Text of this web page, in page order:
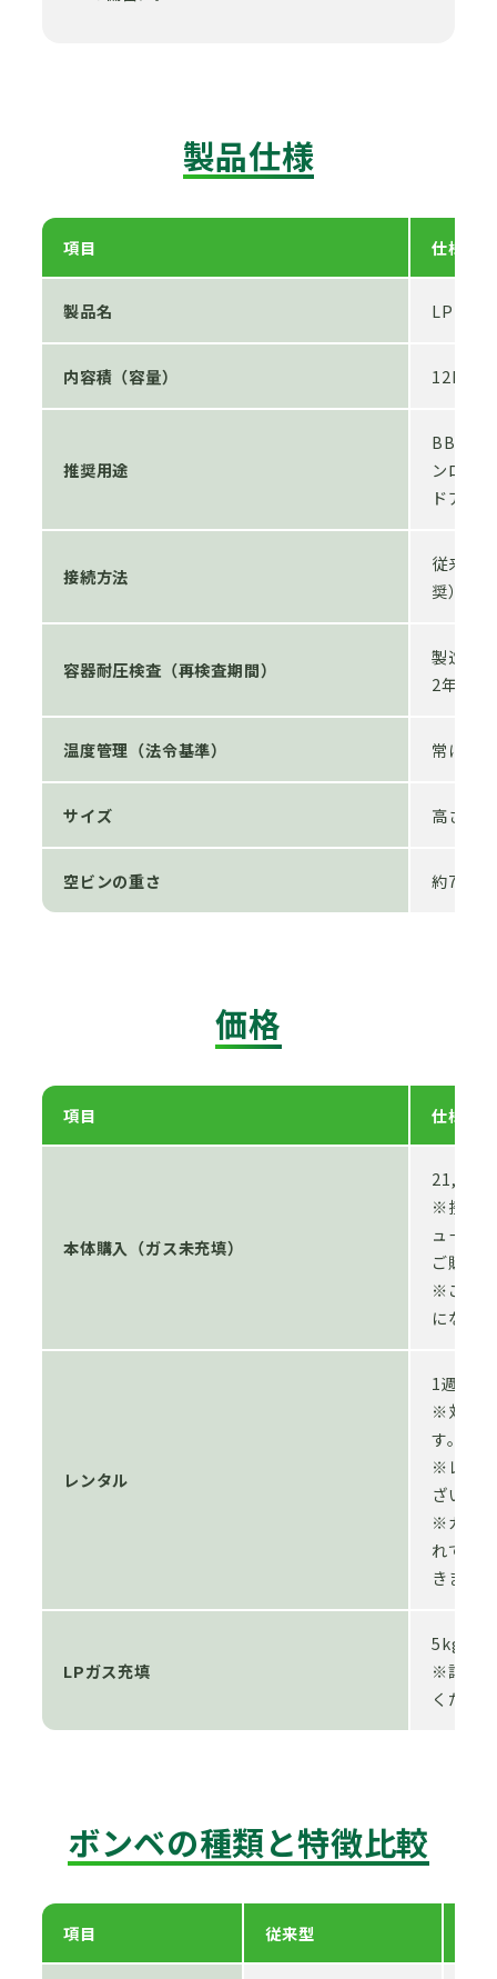
製品仕様
項目 仕様
製品名 LPガス
内容積（容量） 12L（
推奨用途
BBQガ
ンロ、
ドア、
接続方法
従来型
奨）
容器耐圧検査（再検査期間）
製造経
2年ごと
温度管理（法令基準） 常に
サイズ 高さ
空ビンの重さ 約7.2kg
価格
項目 仕様
本体購入（ガス未充填）
21,698
※接続
ューズ
ご購入
※ご利
になり
レンタル
1週間
※対応
す。
※レン
ざいま
※ガス
れてお
きます。
LPガス充填
5kg容
※詳細
ください
ボンベの種類と特徴比較
項目 従来型